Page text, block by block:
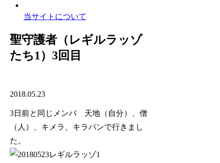
当サイトについて
聖守護者（レギルラッゾ
たち1）3回目
2018.05.23
3日前と同じメンバ 天地（自分）、僧
（人）、キメラ、キラパンで行きまし
た。